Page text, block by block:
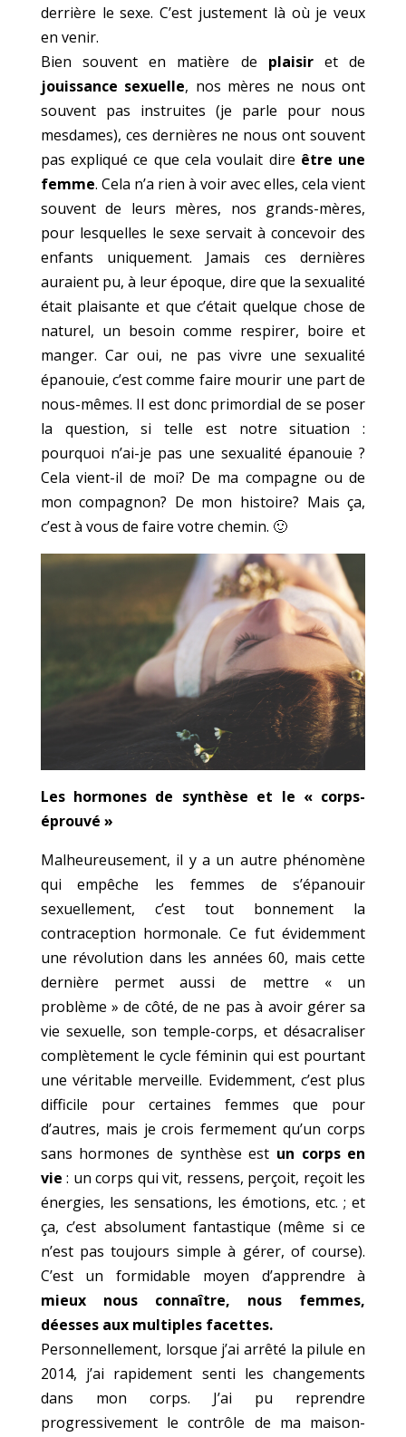
derrière le sexe. C’est justement là où je veux
en venir.
Bien souvent en matière de plaisiret de
jouissance sexuelle, nos mères ne nous ont
souvent pas instruites (je parle pour nous
mesdames), ces dernières ne nous ont souvent
pas expliqué ce que cela voulait dire être une
femme. Cela n’a rien à voir avec elles, cela vient
souvent de leurs mères, nos grands-mères,
pour lesquelles le sexe servait à concevoir des
enfants uniquement. Jamais ces dernières
auraient pu, à leur époque, dire que la sexualité
était plaisante et que c’était quelque chose de
naturel, un besoin comme respirer, boire et
manger. Car oui, ne pas vivre une sexualité
épanouie, c’est comme faire mourir une part de
nous-mêmes. Il est donc primordial de se poser
la question, si telle est notre situation :
pourquoi n’ai-je pas une sexualité épanouie ?
Cela vient-il de moi? De ma compagne ou de
mon compagnon? De mon histoire? Mais ça,
c’est à vous de faire votre chemin. 🙂
Les hormones de synthèse et le « corps-
éprouvé »
Malheureusement, il y a un autre phénomène
qui empêche les femmes de s’épanouir
sexuellement, c’est tout bonnement la
contraception hormonale. Ce fut évidemment
une révolution dans les années 60, mais cette
dernière permet aussi de mettre « un
problème » de côté, de ne pas à avoir gérer sa
vie sexuelle, son temple-corps, et désacraliser
complètement le cycle féminin qui est pourtant
une véritable merveille. Evidemment, c’est plus
difficile pour certaines femmes que pour
d’autres, mais je crois fermement qu’un corps
sans hormones de synthèse est un corps en
vie: un corps qui vit, ressens, perçoit, reçoit les
énergies, les sensations, les émotions, etc. ; et
ça, c’est absolument fantastique (même si ce
n’est pas toujours simple à gérer, of course).
C’est un formidable moyen d’apprendre à
mieux nous connaître, nous femmes,
déesses aux multiples facettes.
Personnellement, lorsque j’ai arrêté la pilule en
2014, j’ai rapidement senti les changements
dans mon corps. J’ai pu reprendre
progressivement le contrôle de ma maison-